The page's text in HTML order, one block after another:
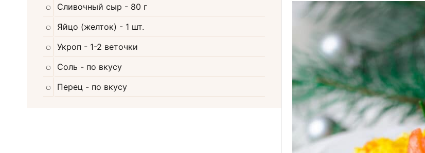
Сливочный сыр - 80 г
Яйцо (желток) - 1 шт.
Укроп - 1-2 веточки
Соль - по вкусу
Перец - по вкусу